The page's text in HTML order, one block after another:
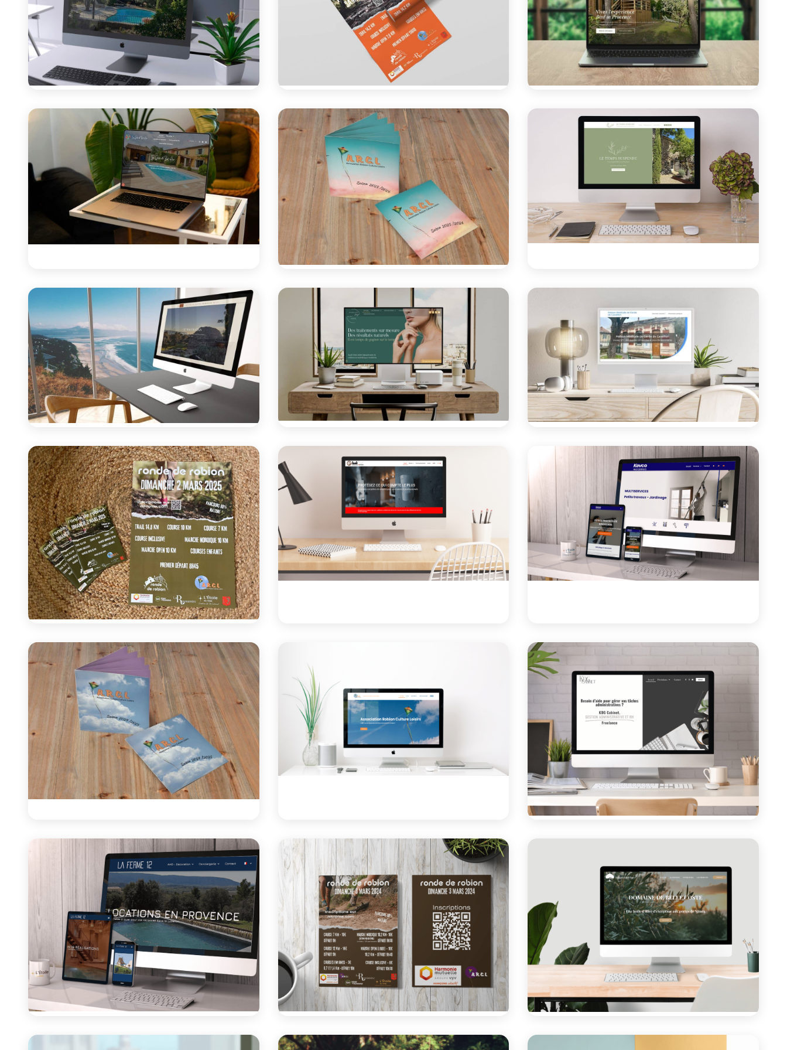
Site vitrine
Le Domaine de l’Illet
Création d'un site vitrine bilingue pour un domaine de
5 gîtes de charme à Bonnieux, au cœur du...
Voir le projet
Communication
Ronde de Robion 2026
Conception des supports print pour La Ronde de
Robion 2026 : affiches, banderoles et livrets pour
cette course...
Voir le projet
Site vitrine
Bird in Provence
Création d'un site vitrine moderne pour une cabane
insolite au pied du Luberon, avec gestion de contenu
Les Gites de Bel-Air
Site vitrine pour des gîtes de vacances dans le
Luberon
Voir le projet
Communication
Livret activités ARCL 2025/2026
Conception du livret des activités 2025/2026 pour
l'ARCL, association culturelle et sportive de Robion
proposant une vingtaine d'activités.
Voir le projet
Le Temps Suspendu
Site pour une Conciergerie Privée en Provence
Voir le projet
Site vitrine
Le Mas Natán
Site pour un gîte à Gordes
Voir le projet
Site vitrine
Espace Victor Hugo – Esthétique
médicale
Site vitrine pour un cabinet d’esthétique médicale
Site vitrine
Maison Médicale de Garde de
Site vitrine pour faire connaître la MMG Cavaillon
Voir le projet
Communication
Ronde de Robion 2025
Flyers, affiches et banderoles
Voir le projet
Voir le projet
Site vitrine entreprise de multiservices
Voir le projet
Livret activités ARCL 2024/2025 +
roll-ups + banderole
Création des supports de communication pour l'ARCL
: livret des activités 2024/2025, roll-ups et banderole
pour cette association...
Voir le projet
ARCL
Refonte totale du site de l'ARCL sous WordPress avec
intégration d'un système d'inscription en ligne
Voir le projet
Création d'un site vitrine pour une gestionnaire
administrative freelance proposant ses services aux
professionnels et particuliers.
Voir le projet
Site vitrine Communication Site vitrine